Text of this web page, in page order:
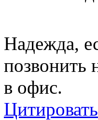
Надежда,
позвонить
в офис.
Цитировать